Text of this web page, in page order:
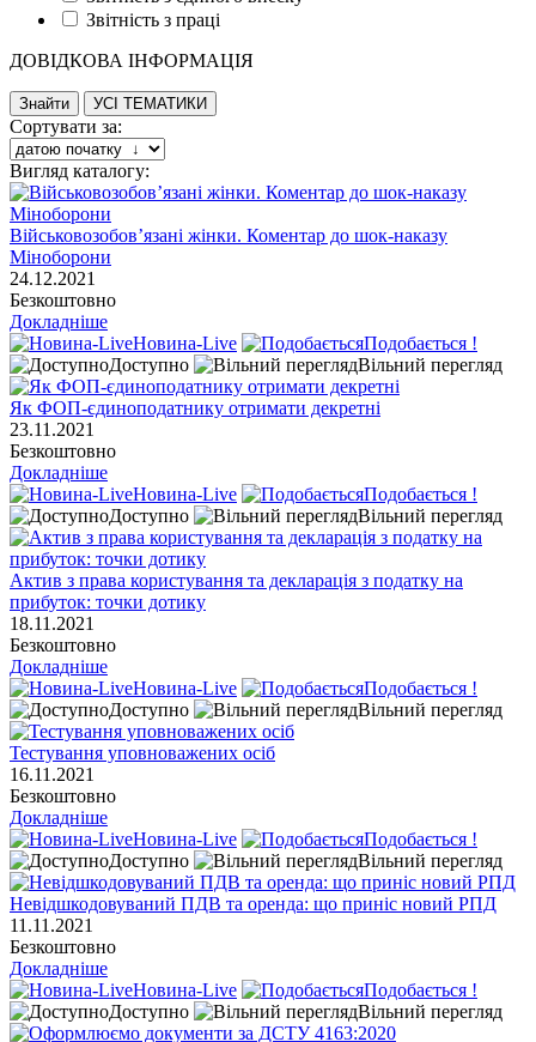
Звітність з праці
ДОВІДКОВА ІНФОРМАЦІЯ
Сортувати за:
Вигляд каталогу:
Військовозобов’язані жінки. Коментар до шок-наказу
Міноборони
24.12.2021
Безкоштовно
Докладніше
Новина-Live
Подобається !
Доступно
Вільний перегляд
Як ФОП-єдиноподатнику отримати декретні
23.11.2021
Безкоштовно
Докладніше
Новина-Live
Подобається !
Доступно
Вільний перегляд
Актив з права користування та декларація з податку на
прибуток: точки дотику
18.11.2021
Безкоштовно
Докладніше
Новина-Live
Подобається !
Доступно
Вільний перегляд
Тестування уповноважених осіб
16.11.2021
Безкоштовно
Докладніше
Новина-Live
Подобається !
Доступно
Вільний перегляд
Невідшкодовуваний ПДВ та оренда: що приніс новий РПД
11.11.2021
Безкоштовно
Докладніше
Новина-Live
Подобається !
Доступно
Вільний перегляд